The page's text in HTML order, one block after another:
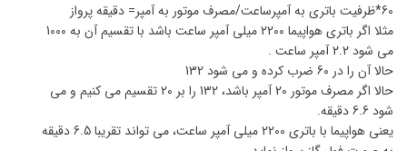
60*ظرفیت باتری به آمپرساعت/مصرف موتور به آمپر= دقیقه پرواز
مثلا اگر باتری هواپیما 2200 میلی آمپر ساعت باشد با تقسیم آن به 1000
می شود 2.2 آمپر ساعت .
حالا آن را در 60 ضرب کرده و می شود 132
حالا اگر مصرف موتور 20 آمپر باشد، 132 را بر 20 تقسیم می کنیم و می
شود 6.6 دقیقه.
یعنی هواپیما با باتری 2200 میلی آمپر ساعت، می تواند تقریبا 6.5 دقیقه